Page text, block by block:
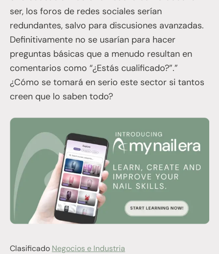
ser, los foros de redes sociales serían
redundantes, salvo para discusiones avanzadas.
Definitivamente no se usarían para hacer
preguntas básicas que a menudo resultan en
comentarios como “¿Estás cualificado?”.”
¿Cómo se tomará en serio este sector si tantos
creen que lo saben todo?
Clasificado Negocios e Industria